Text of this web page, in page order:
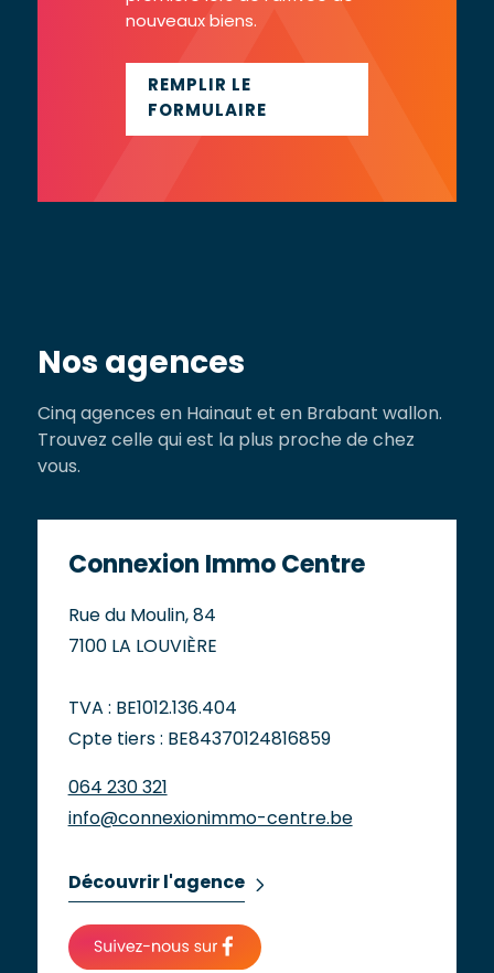
nouveaux biens.
REMPLIR LE
FORMULAIRE
Nos agences
Cinq agences en Hainaut et en Brabant wallon.
Trouvez celle qui est la plus proche de chez
vous.
Connexion Immo Centre
Rue du Moulin, 84
7100 LA LOUVIÈRE
TVA : BE1012.136.404
Cpte tiers : BE84370124816859
064 230 321
info@connexionimmo-centre.be
Découvrir l'agence